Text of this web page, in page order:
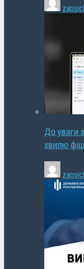
До уваги
хвилю